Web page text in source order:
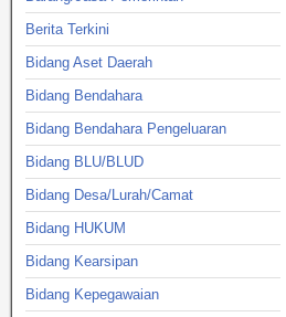
Berita Terkini
Bidang Aset Daerah
Bidang Bendahara
Bidang Bendahara Pengeluaran
Bidang BLU/BLUD
Bidang Desa/Lurah/Camat
Bidang HUKUM
Bidang Kearsipan
Bidang Kepegawaian